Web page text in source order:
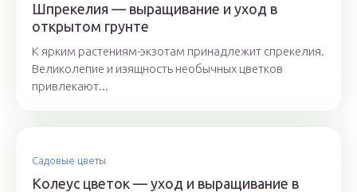
Шпрекелия — выращивание и уход в
открытом грунте
К ярким растениям-экзотам принадлежит спрекелия.
Великолепие и изящность необычных цветков
привлекают...
Садовые цветы
Колеус цветок — уход и выращивание в